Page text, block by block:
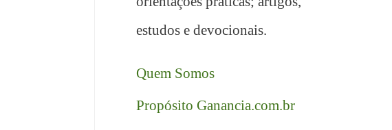
estudos e devocionais.
Quem Somos
Propósito Ganancia.com.br